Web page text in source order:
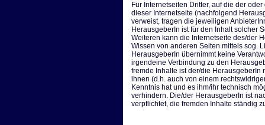
Für Internetseiten Dritter, auf die der
dieser Internetseite (nachfolgend
verweist, tragen die jeweiligen
HerausgeberIn ist für den Inhalt solcher
Weiteren kann die Internetseite des/der
Wissen von anderen Seiten mittels sog.
HerausgeberIn übernimmt keine
irgendeine Verbindung zu den
fremde Inhalte ist der/die
ihnen (d.h. auch von einem
Kenntnis hat und es ihm/ihr technisch
verhindern. Die/der HerausgeberIn ist
verpflichtet, die fremden Inhalte ständig